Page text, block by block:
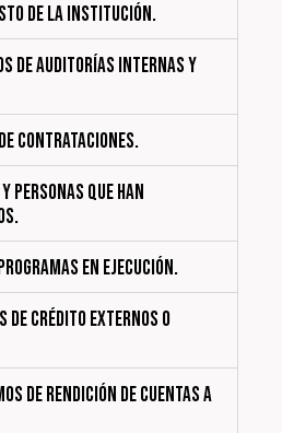
DE LA INSTITUCIÓN.
DE AUDITORÍAS INTERNAS Y
CONTRATACIONES.
PERSONAS QUE HAN
EN EJECUCIÓN.
CRÉDITO EXTERNOS O
DE RENDICIÓN DE CUENTAS A